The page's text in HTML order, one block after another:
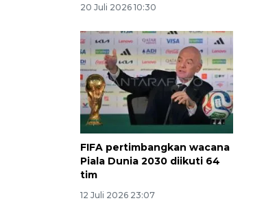
20 Juli 2026 10:30
FIFA pertimbangkan wacana
Piala Dunia 2030 diikuti 64
tim
12 Juli 2026 23:07